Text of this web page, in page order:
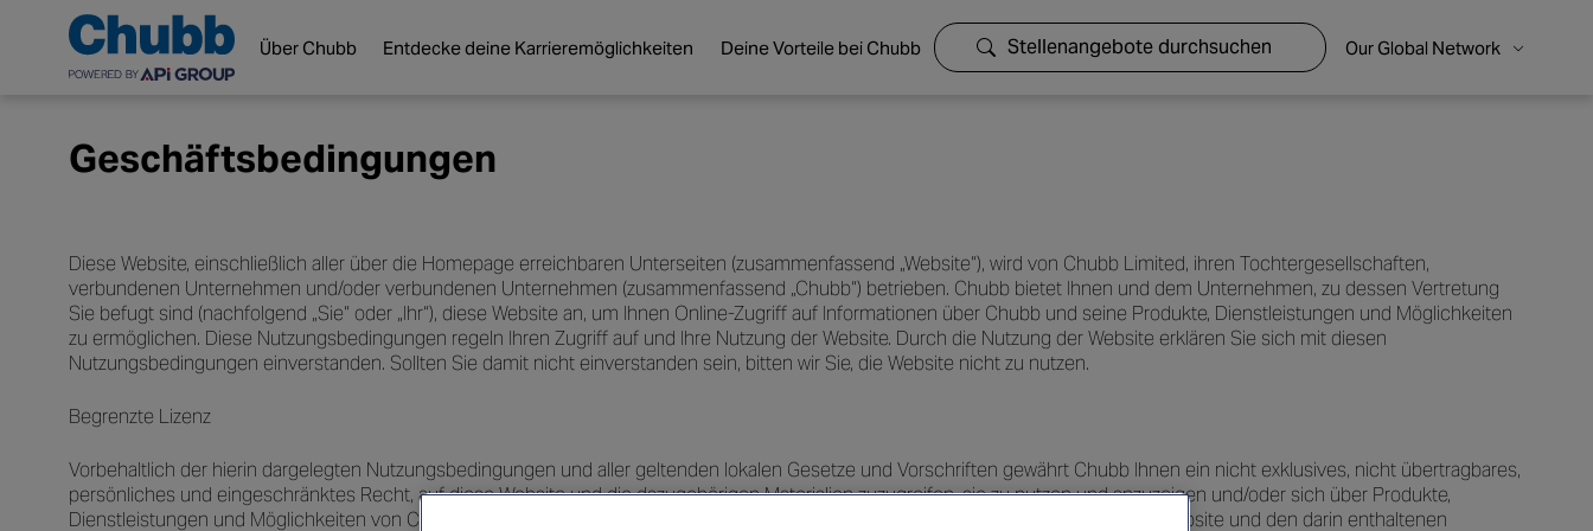
Über Chubb Entdecke deine Karrieremöglichkeiten Deine Vorteile bei Chubb Stellenangebote durchsuchen Our Global Network
Geschäftsbedingungen
Diese Website, einschließlich aller über die Homepage erreichbaren Unterseiten (zusammenfassend „Website“), wird von Chubb Limited, ihren Tochtergesellschaften,
verbundenen Unternehmen und/oder verbundenen Unternehmen (zusammenfassend „Chubb“) betrieben. Chubb bietet Ihnen und dem Unternehmen, zu dessen Vertretung
Sie befugt sind (nachfolgend „Sie“ oder „Ihr“), diese Website an, um Ihnen Online-Zugriff auf Informationen über Chubb und seine Produkte, Dienstleistungen und Möglichkeiten
zu ermöglichen. Diese Nutzungsbedingungen regeln Ihren Zugriff auf und Ihre Nutzung der Website. Durch die Nutzung der Website erklären Sie sich mit diesen
Nutzungsbedingungen einverstanden. Sollten Sie damit nicht einverstanden sein, bitten wir Sie, die Website nicht zu nutzen.
Begrenzte Lizenz
Vorbehaltlich der hierin dargelegten Nutzungsbedingungen und aller geltenden lokalen Gesetze und Vorschriften gewährt Chubb Ihnen ein nicht exklusives, nicht übertragbares,
persönliches und eingeschränktes Recht, auf diese Website und die dazugehörigen Materialien zuzugreifen, sie zu nutzen und anzuzeigen und/oder sich über Produkte,
Dienstleistungen und Möglichkeiten von Chubb zu informieren. Diese Genehmigung stellt keine Übertragung des Eigentums an der Website und den darin enthaltenen